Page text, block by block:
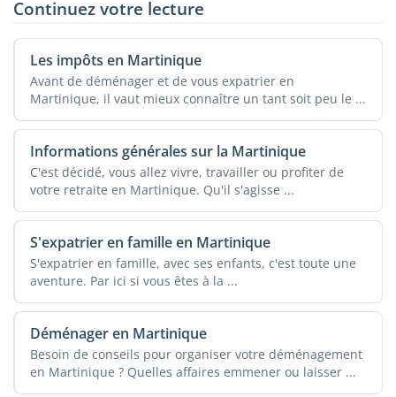
Continuez votre lecture
Les impôts en Martinique
Avant de déménager et de vous expatrier en
Martinique, il vaut mieux connaître un tant soit peu le ...
Informations générales sur la Martinique
C'est décidé, vous allez vivre, travailler ou profiter de
votre retraite en Martinique. Qu'il s'agisse ...
S'expatrier en famille en Martinique
S'expatrier en famille, avec ses enfants, c'est toute une
aventure. Par ici si vous êtes à la ...
Déménager en Martinique
Besoin de conseils pour organiser votre déménagement
en Martinique ? Quelles affaires emmener ou laisser ...